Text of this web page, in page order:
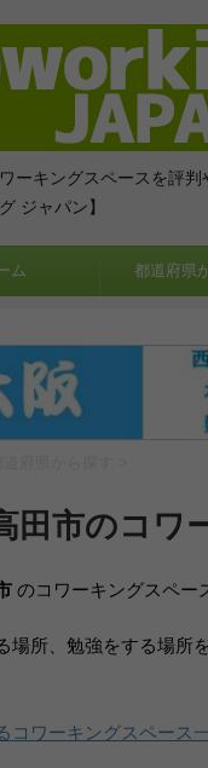
ーキングスペースを評
ジャパン】
ム 都道府県
田市のコワ
のコワーキングスペー
場所、勉強をする場所
コワーキングスペース